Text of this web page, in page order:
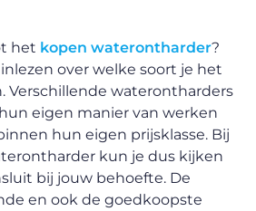
het kopen waterontharder?
over welke soort je het
Verschillende waterontharders
eigen manier van werken
hun eigen prijsklasse. Bij
kun je dus kijken
bij jouw behoefte. De
en ook de goedkoopste